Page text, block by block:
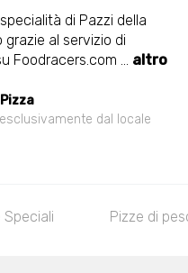
di Pazzi della
grazie al servizio di
Foodracers.com ... altro
dal locale
Speciali Pizze di